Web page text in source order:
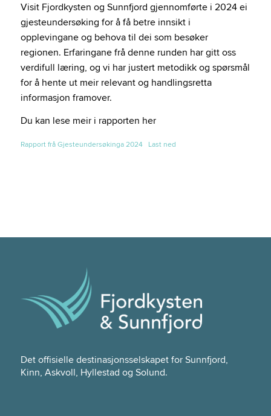
Visit Fjordkysten og Sunnfjord gjennomførte i 2024 ei
gjesteundersøking for å få betre innsikt i
opplevingane og behova til dei som besøker
regionen. Erfaringane frå denne runden har gitt oss
verdifull læring, og vi har justert metodikk og spørsmål
for å hente ut meir relevant og handlingsretta
informasjon framover.
Du kan lese meir i rapporten her
Rapport frå Gjesteundersøkinga 2024 Last ned
Det offisielle destinasjonsselskapet for Sunnfjord,
Kinn, Askvoll, Hyllestad og Solund.